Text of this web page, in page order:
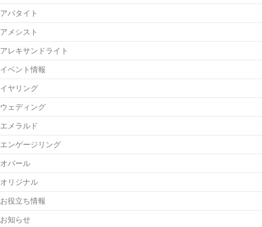
アパタイト
アメシスト
アレキサンドライト
イベント情報
イヤリング
ウェディング
エメラルド
エンゲージリング
オパール
オリジナル
お役立ち情報
お知らせ